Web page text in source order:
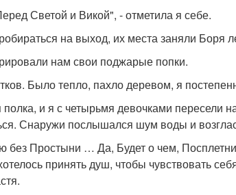
Светой и Викой", - отметила я себе.
на выход, их места заняли Боря
нам свои поджарые попки.
Было тепло, пахло деревом, я
и я с четырьмя девочками пересели
Снаружи послышался шум воды и
без Простыни … Да, Будет о чем,
принять душ, чтобы чувствовать